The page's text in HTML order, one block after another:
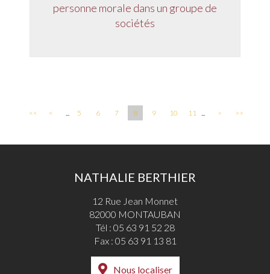
personne morale dans un groupe de
sociétés
<< < 5 6 7 8 9 10 11 > >>
NATHALIE BERTHIER
12 Rue Jean Monnet
82000 MONTAUBAN
Tél : 05 63 91 52 28
Fax : 05 63 91 13 81
Nous localiser